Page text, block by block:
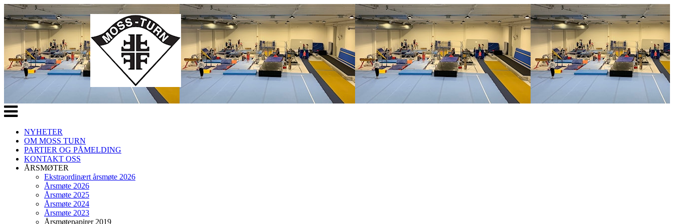
Veksle
navigasjon
NYHETER
OM MOSS TURN
PARTIER OG PÅMELDING
KONTAKT OSS
ÅRSMØTER
Ekstraordinært årsmøte 2026
Årsmøte 2026
Årsmøte 2025
Årsmøte 2024
Årsmøte 2023
Årsmøtepapirer 2019